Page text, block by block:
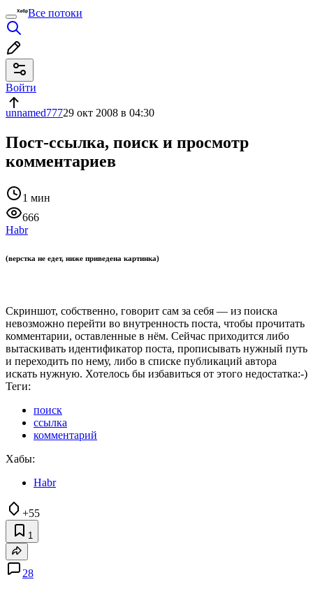
Все потоки
Войти
unnamed77729 окт 2008 в 04:30
Пост-ссылка, поиск и просмотр
комментариев
1 мин
666
Habr
(верстка не едет, ниже приведена картинка)
Скриншот, собственно, говорит сам за себя — из поиска
невозможно перейти во внутренность поста, чтобы прочитать
комментарии, оставленные в нём. Сейчас приходится либо
вытаскивать идентификатор поста, прописывать нужный путь
и переходить по нему, либо в списке публикаций автора
искать нужную. Хотелось бы избавиться от этого недостатка:-)
Теги:
поиск
ссылка
комментарий
Хабы:
Habr
+55
1
28